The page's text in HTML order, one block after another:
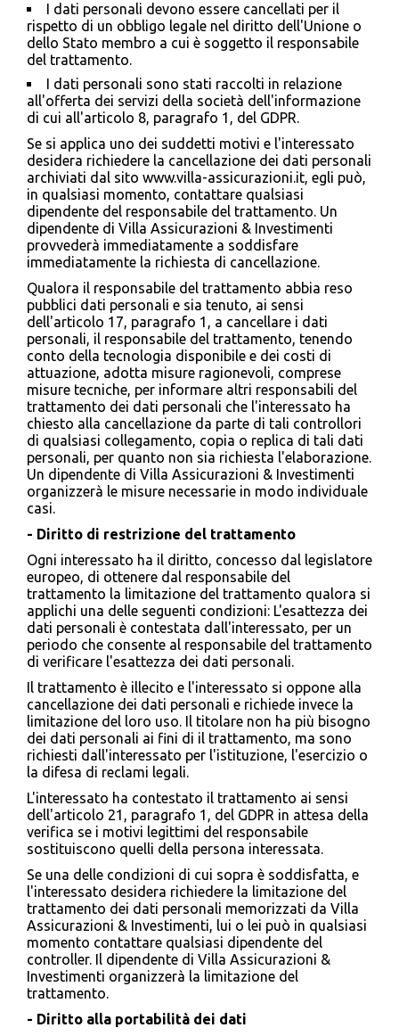
I dati personali devono essere cancellati per il
rispetto di un obbligo legale nel diritto dell'Unione o
dello Stato membro a cui è soggetto il responsabile
del trattamento.
I dati personali sono stati raccolti in relazione
all'offerta dei servizi della società dell'informazione
di cui all'articolo 8, paragrafo 1, del GDPR.
Se si applica uno dei suddetti motivi e l'interessato
desidera richiedere la cancellazione dei dati personali
archiviati dal sito www.villa-assicurazioni.it, egli può,
in qualsiasi momento, contattare qualsiasi
dipendente del responsabile del trattamento. Un
dipendente di Villa Assicurazioni & Investimenti
provvederà immediatamente a soddisfare
immediatamente la richiesta di cancellazione.
Qualora il responsabile del trattamento abbia reso
pubblici dati personali e sia tenuto, ai sensi
dell'articolo 17, paragrafo 1, a cancellare i dati
personali, il responsabile del trattamento, tenendo
conto della tecnologia disponibile e dei costi di
attuazione, adotta misure ragionevoli, comprese
misure tecniche, per informare altri responsabili del
trattamento dei dati personali che l'interessato ha
chiesto alla cancellazione da parte di tali controllori
di qualsiasi collegamento, copia o replica di tali dati
personali, per quanto non sia richiesta l'elaborazione.
Un dipendente di Villa Assicurazioni & Investimenti
organizzerà le misure necessarie in modo individuale
casi.
- Diritto di restrizione del trattamento
Ogni interessato ha il diritto, concesso dal legislatore
europeo, di ottenere dal responsabile del
trattamento la limitazione del trattamento qualora si
applichi una delle seguenti condizioni: L'esattezza dei
dati personali è contestata dall'interessato, per un
periodo che consente al responsabile del trattamento
di verificare l'esattezza dei dati personali.
Il trattamento è illecito e l'interessato si oppone alla
cancellazione dei dati personali e richiede invece la
limitazione del loro uso. Il titolare non ha più bisogno
dei dati personali ai fini di il trattamento, ma sono
richiesti dall'interessato per l'istituzione, l'esercizio o
la difesa di reclami legali.
L'interessato ha contestato il trattamento ai sensi
dell'articolo 21, paragrafo 1, del GDPR in attesa della
verifica se i motivi legittimi del responsabile
sostituiscono quelli della persona interessata.
Se una delle condizioni di cui sopra è soddisfatta, e
l'interessato desidera richiedere la limitazione del
trattamento dei dati personali memorizzati da Villa
Assicurazioni & Investimenti, lui o lei può in qualsiasi
momento contattare qualsiasi dipendente del
controller. Il dipendente di Villa Assicurazioni &
Investimenti organizzerà la limitazione del
trattamento.
- Diritto alla portabilità dei dati